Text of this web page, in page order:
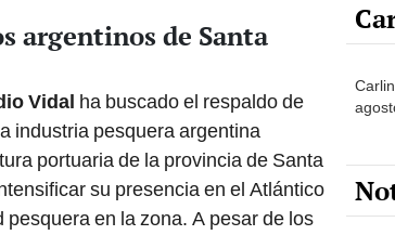
argentinos de Santa
Vidal ha buscado el respaldo de
industria pesquera argentina
portuaria de la provincia de Santa
su presencia en el Atlántico
en la zona. A pesar de los